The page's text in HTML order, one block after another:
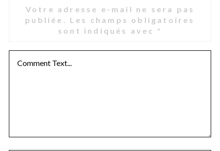
Votre adresse e-mail ne sera pas
publiée. Les champs obligatoires
sont indiqués avec *